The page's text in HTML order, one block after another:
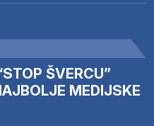
ŠVERCU”
MEDIJSKE